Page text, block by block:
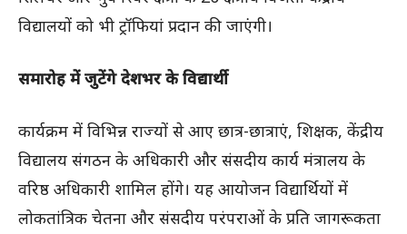
विद्यालयों को भी ट्रॉफियां प्रदान की जाएंगी।
समारोह में जुटेंगे देशभर के विद्यार्थी
कार्यक्रम में विभिन्न राज्यों से आए छात्र-छात्राएं, शिक्षक, केंद्रीय
विद्यालय संगठन के अधिकारी और संसदीय कार्य मंत्रालय के
वरिष्ठ अधिकारी शामिल होंगे। यह आयोजन विद्यार्थियों में
लोकतांत्रिक चेतना और संसदीय परंपराओं के प्रति जागरूकता